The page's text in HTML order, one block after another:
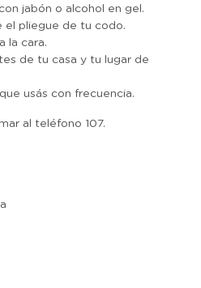
jabón o alcohol en gel.
el pliegue de tu codo.
la cara.
de tu casa y tu lugar de
usás con frecuencia.
al teléfono 107.